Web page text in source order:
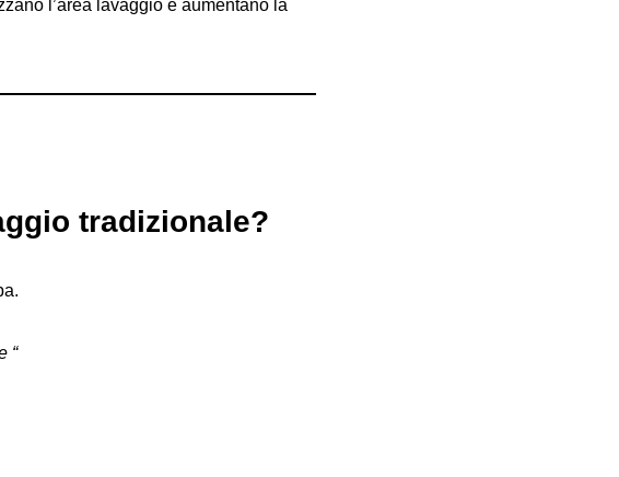
l’area lavaggio e aumentano la
tradizionale?
“